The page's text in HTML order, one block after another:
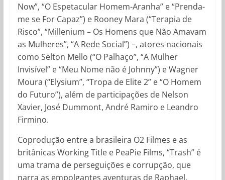
Now”, “O Espetacular Homem-Aranha” e “Prenda-
me se For Capaz”) e Rooney Mara (“Terapia de
Risco”, “Millenium – Os Homens que Não Amavam
as Mulheres”, “A Rede Social”) –, atores nacionais
como Selton Mello (“O Palhaço”, “A Mulher
Invisível” e “Meu Nome não é Johnny”) e Wagner
Moura (“Elysium”, “Tropa de Elite 2” e “O Homem
do Futuro”), além de participações de Nelson
Xavier, José Dummont, André Ramiro e Leandro
Firmino.
Coprodução entre a brasileira O2 Filmes e as
britânicas Working Title e PeaPie Films, “Trash” é
uma trama de perseguições e corrupção, que
narra as empolgantes aventuras de Raphael,